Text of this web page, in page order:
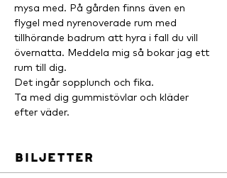
mysa med. På gården finns även en
flygel med nyrenoverade rum med
tillhörande badrum att hyra i fall du vill
övernatta. Meddela mig så bokar jag ett
rum till dig.
Det ingår sopplunch och fika.
Ta med dig gummistövlar och kläder
efter väder.
Biljetter